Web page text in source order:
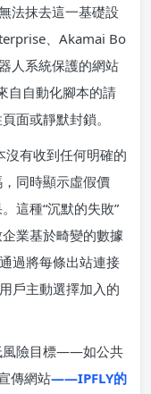
法抹去這一基礎設
、Akamai Bo
人系統保護的網站
自自動化腳本的請
面或靜默封鎖。
沒有收到任何明確的
同時顯示虛假價
這種“沉默的失敗”
業基於畸變的數據
通過將每條出站連接
戶主動選擇加入的
風險目標——如公共
傳網站——IPFLY的